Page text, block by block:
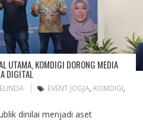
UTAMA, KOMDIGI DORONG MEDIA
DIGITAL
EVENT JOGJA, KOMDIGI,
dinilai menjadi aset